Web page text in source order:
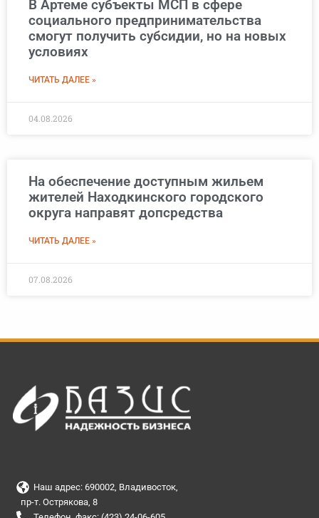
В Артеме субъекты МСП в сфере
социального предпринимательства
смогут получить субсидии, но на новых
условиях
ЧИТАТЬ ДАЛЕЕ »
04.08.2026
На обеспечение доступным жильем
жителей Находкинского городского
округа направят допсредства
ЧИТАТЬ ДАЛЕЕ »
07.08.2026
Наш адрес: 690002, Владивосток,
пр-т. Острякова, 8